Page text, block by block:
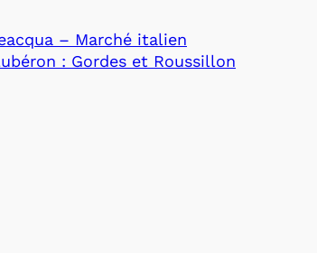
– Marché italien
: Gordes et Roussillon